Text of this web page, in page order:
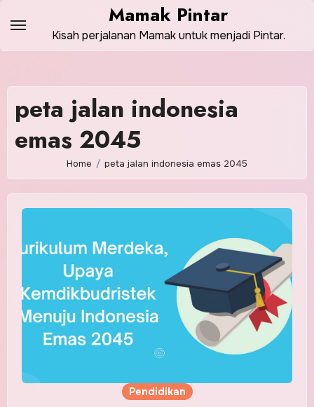
content
Mamak Pintar
Kisah perjalanan Mamak untuk menjadi Pintar.
peta jalan indonesia
emas 2045
Home peta jalan indonesia emas 2045
Pendidikan